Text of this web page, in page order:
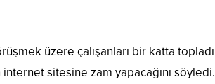
üzere çalışanları bir katta
sitesine zam yapacağını